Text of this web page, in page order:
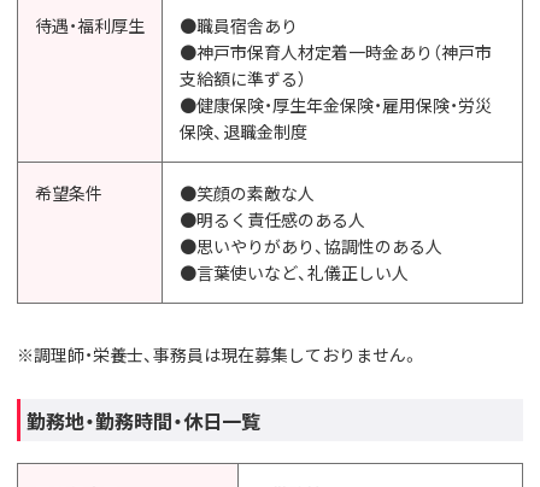
待遇・福利厚生
●職員宿舎あり
●神戸市保育人材定着一時金あり（神戸市
支給額に準ずる）
●健康保険・厚生年金保険・雇用保険・労災
保険、退職金制度
希望条件
●笑顔の素敵な人
●明るく責任感のある人
●思いやりがあり、協調性のある人
●言葉使いなど、礼儀正しい人
※調理師・栄養士、事務員は現在募集しておりません。
勤務地・勤務時間・休日一覧